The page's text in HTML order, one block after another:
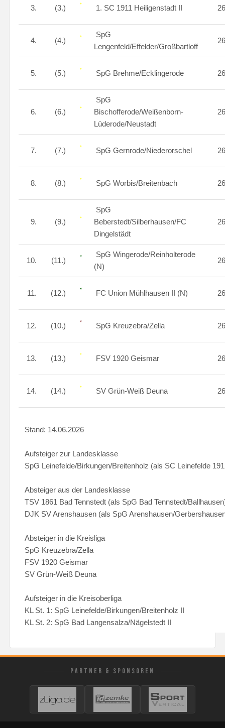
3. (3.) 1. SC 1911 Heiligenstadt II
4. (4.)
SpG
Lengenfeld/Effelder/Großbartloff
5. (5.) SpG Brehme/Ecklingerode
6. (6.)
SpG
Bischofferode/Weißenborn-
Lüderode/Neustadt
7. (7.) SpG Gernrode/Niederorschel
8. (8.) SpG Worbis/Breitenbach
9. (9.)
SpG
Beberstedt/Silberhausen/FC
Dingelstädt
10. (11.)
SpG Wingerode/Reinholterode
(N)
11. (12.) FC Union Mühlhausen II (N)
12. (10.) SpG Kreuzebra/Zella
13. (13.) FSV 1920 Geismar
14. (14.) SV Grün-Weiß Deuna
Stand: 14.06.2026
Aufsteiger zur Landesklasse
SpG Leinefelde/Birkungen/Breitenholz (als SC Leinefelde
Absteiger aus der Landesklasse
TSV 1861 Bad Tennstedt (als SpG Bad Tennstedt/
DJK SV Arenshausen (als SpG Arenshausen/
Absteiger in die Kreisliga
SpG Kreuzebra/Zella
FSV 1920 Geismar
SV Grün-Weiß Deuna
Aufsteiger in die Kreisoberliga
KL St. 1: SpG Leinefelde/Birkungen/Breitenholz II
KL St. 2: SpG Bad Langensalza/Nägelstedt II
PARTNER & SPONSOREN